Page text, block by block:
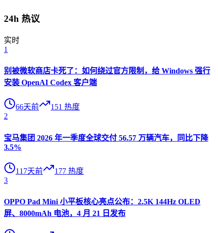
24h 热议
实时
1
别被微软商店卡死了：如何绕过官方限制，给 Windows 强行
安装 OpenAI Codex 客户端
66天前 151 热度
2
宝马集团 2026 年一季度全球交付 56.57 万辆汽车，同比下降
3.5%
117天前 177 热度
3
OPPO Pad Mini 小平板核心亮点公布：2.5K 144Hz OLED
屏、8000mAh 电池，4 月 21 日发布